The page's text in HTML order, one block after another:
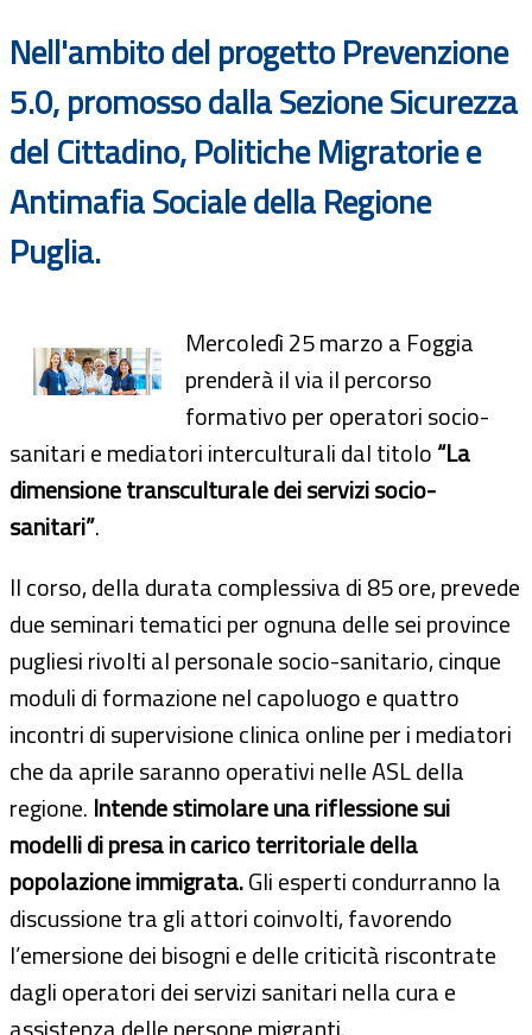
Nell'ambito del progettoPrevenzione
5.0, promosso dalla Sezione Sicurezza
del Cittadino, Politiche Migratorie e
Antimafia Sociale della Regione
Puglia.
Mercoledì 25 marzo a Foggia
prenderà il via il percorso
formativo per operatori socio-
sanitari e mediatori interculturali dal titolo“La
dimensione transculturale dei servizi socio-
sanitari”.
Il corso, della durata complessiva di 85 ore, prevede
due seminari tematici per ognuna delle sei province
pugliesi rivolti al personale socio-sanitario, cinque
moduli di formazione nel capoluogo e quattro
incontri di supervisione clinica online per i mediatori
che da aprile saranno operativi nelle ASL della
regione. Intende stimolare una riflessione sui
modelli di presa in carico territoriale della
popolazione immigrata.Gli esperti condurranno la
discussione tra gli attori coinvolti, favorendo
l’emersione dei bisogni e delle criticità riscontrate
dagli operatori dei servizi sanitari nella cura e